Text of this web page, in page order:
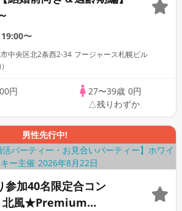
19:00〜
中央区北2条西2-34 フージャース札幌ビル
円
27〜39歳 0円
△残りわずか
男性先行中!
参加40名限定合コン
北風★Premium